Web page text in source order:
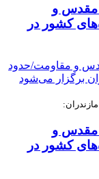
مقدس و
کشور در
مقدس و
کشور در